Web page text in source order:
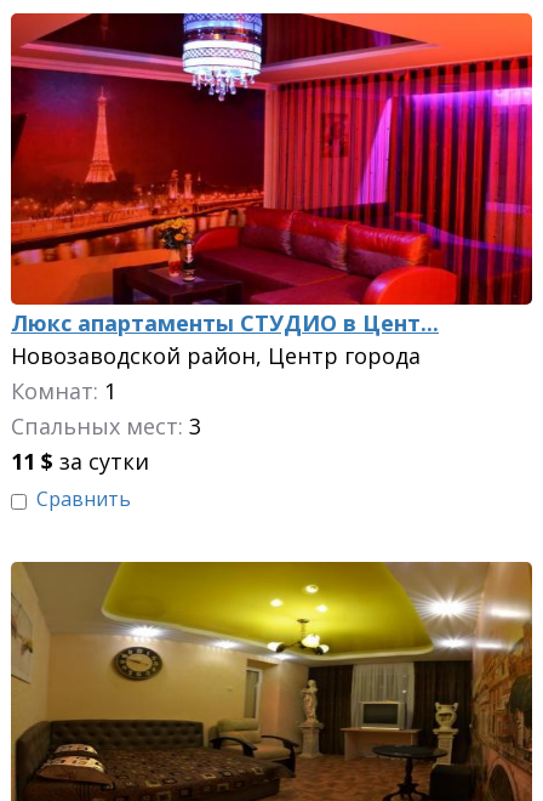
Люкс апартаменты СТУДИО в Цент...
Новозаводской район, Центр города
Комнат: 1
Спальных мест: 3
11 $ за сутки
Сравнить